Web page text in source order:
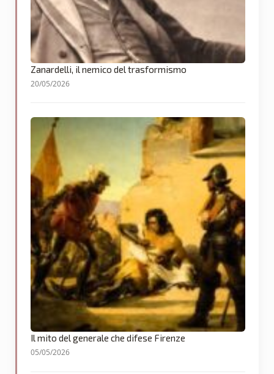
Zanardelli, il nemico del trasformismo
20/05/2026
Il mito del generale che difese Firenze
05/05/2026